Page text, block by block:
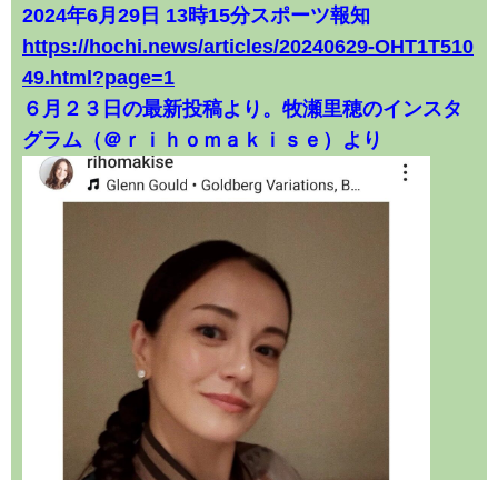
2024年6月29日 13時15分スポーツ報知
https://hochi.news/articles/20240629-OHT1T510
49.html?page=1
６月２３日の最新投稿より。牧瀬里穂のインスタ
グラム（＠ｒｉｈｏｍａｋｉｓｅ）より